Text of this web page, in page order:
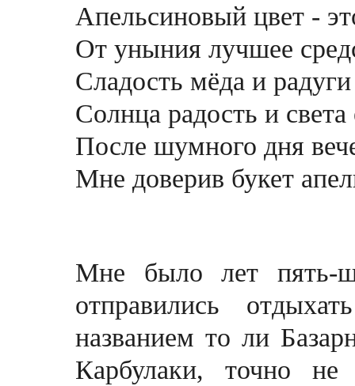
Апельсиновый цвет -
От уныния лучшее
Сладость мёда и
Солнца радость и
После шумного дня
Мне доверив букет
Мне было лет пять-
отправились
названием то ли
Карбулаки, точно